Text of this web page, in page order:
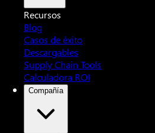
Recursos
Blog
Casos de éxito
Descargables
Supply Chain Tools
Calculadora ROI
Compañía